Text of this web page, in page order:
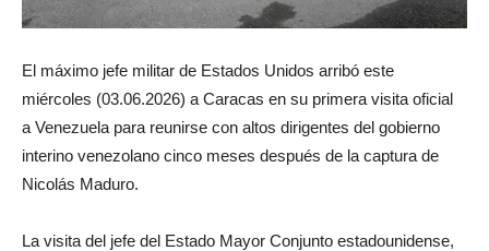
El máximo jefe militar de Estados Unidos arribó este
miércoles (03.06.2026) a Caracas en su primera visita oficial
a Venezuela para reunirse con altos dirigentes del gobierno
interino venezolano cinco meses después de la captura de
Nicolás Maduro.
La visita del jefe del Estado Mayor Conjunto estadounidense,